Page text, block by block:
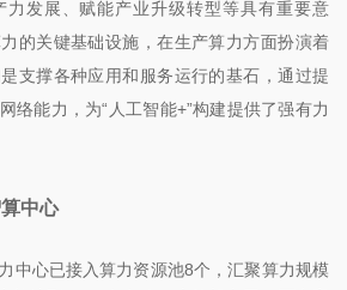
力发展、赋能产业升级转型等具有重要意
的关键基础设施，在生产算力方面扮演着
支撑各种应用和服务运行的基石，通过提
络能力，为“人工智能+”构建提供了强有力
中心
中心已接入算力资源池8个，汇聚算力规模